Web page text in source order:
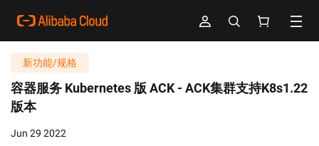
新功能/规格
容器服务 Kubernetes 版 ACK - ACK集群支持K8s1.22
版本
Jun 29 2022